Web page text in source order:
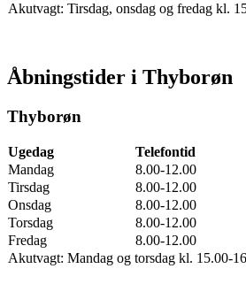
Akutvagt: Tirsdag, onsdag og fredag kl.
Åbningstider i Thyborøn
Thyborøn
Ugedag Telefontid
Mandag
8.00-12.00
Tirsdag
8.00-12.00
Onsdag
8.00-12.00
Torsdag
8.00-12.00
Fredag
8.00-12.00
Akutvagt: Mandag og torsdag kl. 15.00-